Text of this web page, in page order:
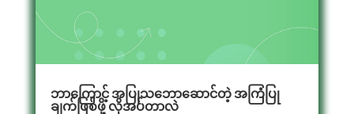
ဘာကြောင့် အပြုသဘောဆောင်တဲ့ အကြံပြု
ချက်ဖြစ်ဖို့ လိုအပ်တာလဲ